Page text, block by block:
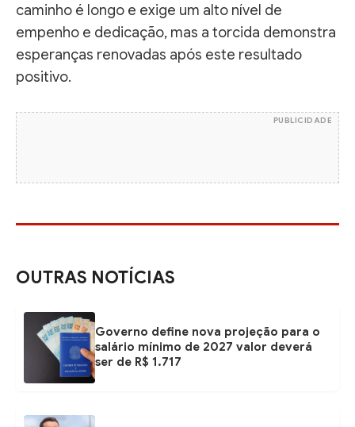
caminho é longo e exige um alto nível de
empenho e dedicação, mas a torcida demonstra
esperanças renovadas após este resultado
positivo.
PUBLICIDADE
OUTRAS NOTÍCIAS
Governo define nova projeção para o
salário mínimo de 2027 valor deverá
ser de R$ 1.717